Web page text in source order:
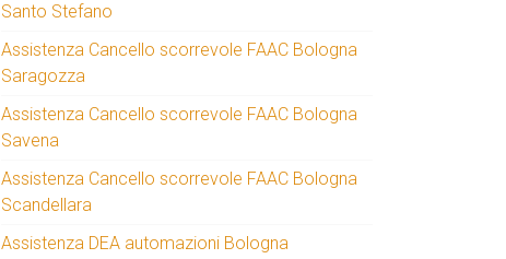
Santo Stefano
Assistenza Cancello scorrevole FAAC Bologna
Saragozza
Assistenza Cancello scorrevole FAAC Bologna
Savena
Assistenza Cancello scorrevole FAAC Bologna
Scandellara
Assistenza DEA automazioni Bologna